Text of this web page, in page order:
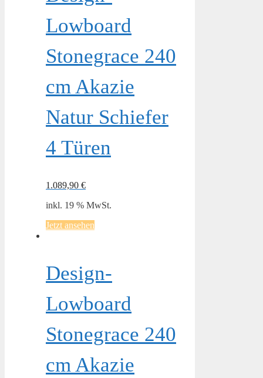
Lowboard
Stonegrace 240
cm Akazie
Natur Schiefer
4 Türen
1.089,90 €
inkl. 19 % MwSt.
Jetzt ansehen
Design-
Lowboard
Stonegrace 240
cm Akazie